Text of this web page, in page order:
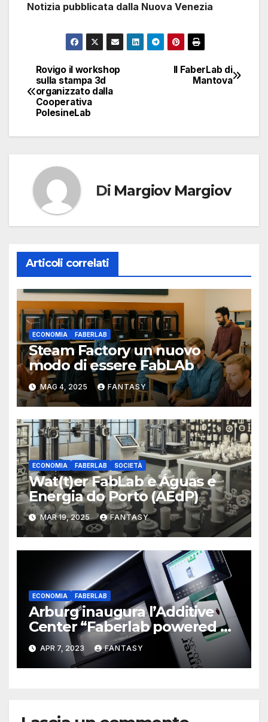
Notizia pubblicata dalla Nuova Venezia
Navigazione
articoli
Il FaberLab di
Mantova
Rovigo il workshop
sulla stampa 3d
organizzato dalla
Cooperativa
PolesineLab
Di Margiov Margiov
Articoli correlati
ECONOMIA FABERLAB
Steam Factory un nuovo
modo di essere FabLAb
MAG 4, 2025 FANTASY
ECONOMIA FABERLAB SOCIETÀ
Wat(t)er FabLab e Águas e
Energia do Porto (AEdP)
MAR 19, 2025 FANTASY
ECONOMIA FABERLAB
Arburg inaugura l’Additive
Center “Faberlab powered by
Arburg” a Orrigio, vicino a
Milano
APR 7, 2023 FANTASY